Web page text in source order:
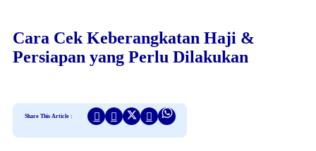
Cara Cek Keberangkatan Haji &
Persiapan yang Perlu Dilakukan
Share This Article :